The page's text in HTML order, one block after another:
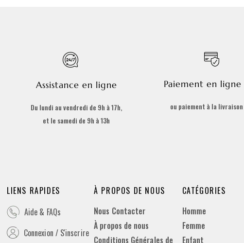
Assistance en ligne
Du lundi au vendredi de 9h à 17h,
et le samedi de 9h à 13h
Paiement en ligne
ou paiement à la livraison
LIENS RAPIDES
Aide & FAQs
Connexion / S'inscrire
À PROPOS DE NOUS
Nous Contacter
À propos de nous
Conditions Générales de
CATÉGORIES
Homme
Femme
Enfant